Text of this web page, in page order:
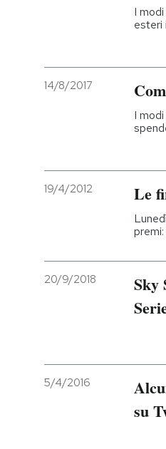
I
esteri
14/8/2017
I
19/4/2012 Le
20/9/2018
Sky
5/4/2016
su